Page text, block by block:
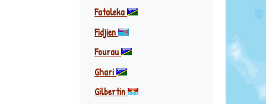
Fataleka
Fidjien
Fourau
Ghari
Gilbertin